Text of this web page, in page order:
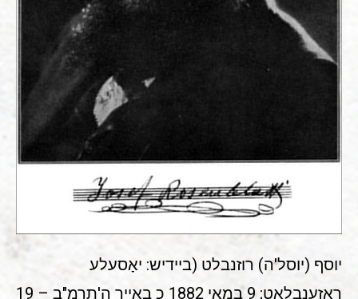
יוסף (יוסל'ה) רוזנבלט (ביידיש: יאָסעלע
ראָזענבלאַט; 9 במאי 1882 כ באייר ה'תרמ"ב – 19